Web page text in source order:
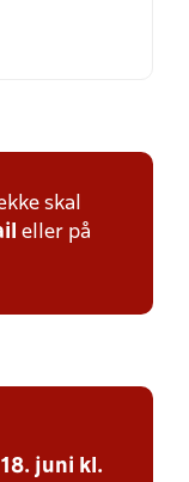
skal
eller på
juni kl.